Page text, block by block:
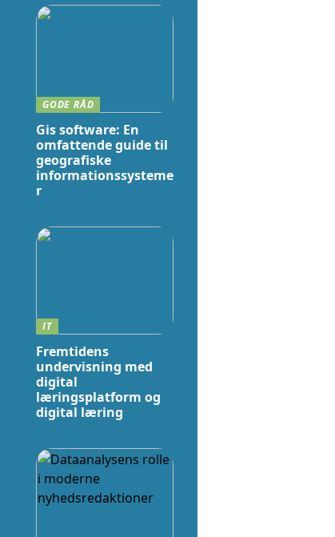
GODE RÅD
Gis software: En
omfattende guide til
geografiske
informationssysteme
r
IT
Fremtidens
undervisning med
digital
læringsplatform og
digital læring